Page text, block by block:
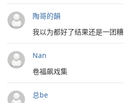
陶哥的韻
我以为都好了结果还是一团糟
Nan
卷福飙戏集
总be